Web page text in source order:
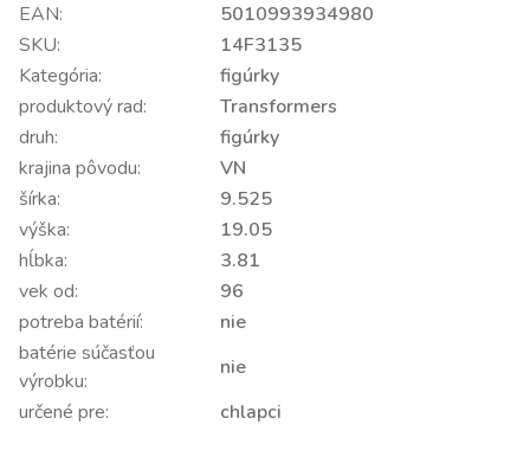
EAN:
5010993934980
SKU:
14F3135
Kategória:
figúrky
produktový rad:
Transformers
druh:
figúrky
krajina pôvodu:
VN
šírka:
9.525
výška:
19.05
hĺbka:
3.81
vek od:
96
potreba batérií:
nie
batérie súčasťou
výrobku:
nie
určené pre:
chlapci